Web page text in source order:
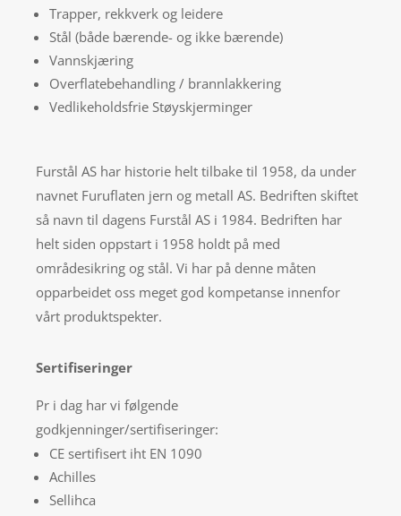
Trapper, rekkverk og leidere
Stål (både bærende- og ikke bærende)
Vannskjæring
Overflatebehandling / brannlakkering
Vedlikeholdsfrie Støyskjerminger
Furstål AS har historie helt tilbake til 1958, da under
navnet Furuflaten jern og metall AS. Bedriften skiftet
så navn til dagens Furstål AS i 1984. Bedriften har
helt siden oppstart i 1958 holdt på med
områdesikring og stål. Vi har på denne måten
opparbeidet oss meget god kompetanse innenfor
vårt produktspekter.
Sertifiseringer
Pr i dag har vi følgende
godkjenninger/sertifiseringer:
CE sertifisert iht EN 1090
Achilles
Sellihca